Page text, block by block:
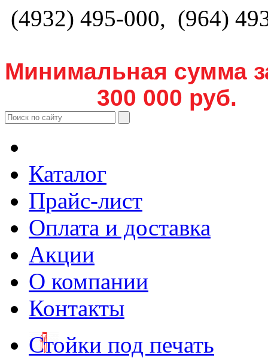
(4932) 495-000, (964)
Минимальная сумма
300 000 руб.
Каталог
Прайс-лист
Оплата и доставка
Акции
О компании
Контакты
Стойки под печать